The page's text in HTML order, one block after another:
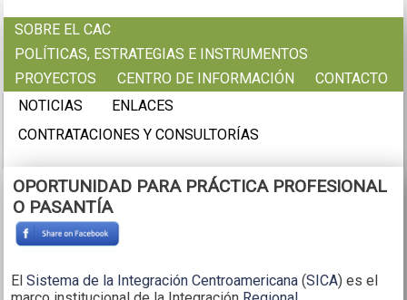
SOBRE EL CAC
POLÍTICAS, ESTRATEGIAS E INSTRUMENTOS
PROYECTOS
CENTRO DE INFORMACIÓN
CONTACTO
NOTICIAS
ENLACES
CONTRATACIONES Y CONSULTORÍAS
OPORTUNIDAD PARA PRÁCTICA PROFESIONAL
O PASANTÍA
ElSistema de la Integración Centroamericana (SICA) es el